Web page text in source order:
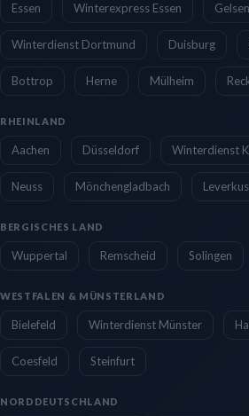
Essen Winterexpress Essen
Winterdienst Dortmund Duisburg
Bottrop Herne Mülheim
RHEINLAND
Aachen Düsseldorf Winterdienst
Neuss Mönchengladbach
BERGISCHES LAND
Wuppertal Remscheid Solingen
WESTFALEN & MÜNSTERLAND
Bielefeld Winterdienst Münster
Coesfeld Steinfurt
NORDDEUTSCHLAND